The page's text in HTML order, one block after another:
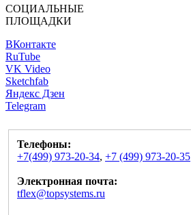
СОЦИАЛЬНЫЕ
ПЛОЩАДКИ
ВКонтакте
RuTube
VK Video
Sketchfab
Яндекс Дзен
Telegram
Телефоны:
+7(499) 973-20-34, +7 (499) 973-20-35
Электронная почта:
tflex@topsystems.ru